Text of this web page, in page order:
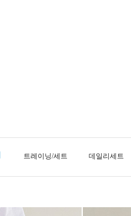
트레이닝/세트 데일리세트